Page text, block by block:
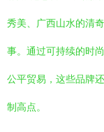
秀美、广西山水的清
事。通过可持续的时
公平贸易，这些品牌
制高点。